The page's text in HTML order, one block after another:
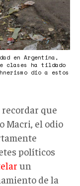
en Argentina,
clases ha tildado
dio a estos
que
Macri, el odio
políticos
un
de la